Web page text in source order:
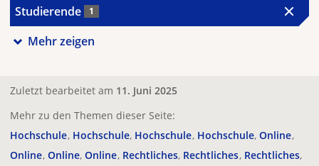
Studierende 1
Mehr zeigen
Zuletzt bearbeitet am 11. Juni 2025
Mehr zu den Themen dieser Seite:
Hochschule Hochschule Hochschule Hochschule Online
Online Online Online Rechtliches Rechtliches Rechtliches